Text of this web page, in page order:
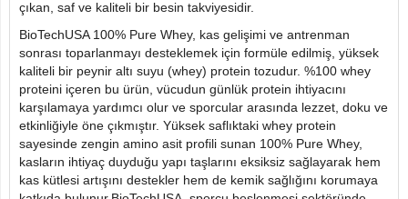
çıkan, saf ve kaliteli bir besin takviyesidir.
BioTechUSA 100% Pure Whey, kas gelişimi ve antrenman
sonrası toparlanmayı desteklemek için formüle edilmiş, yüksek
kaliteli bir peynir altı suyu (whey) protein tozudur. %100 whey
proteini içeren bu ürün, vücudun günlük protein ihtiyacını
karşılamaya yardımcı olur ve sporcular arasında lezzet, doku ve
etkinliğiyle öne çıkmıştır. Yüksek saflıktaki whey protein
sayesinde zengin amino asit profili sunan 100% Pure Whey,
kasların ihtiyaç duyduğu yapı taşlarını eksiksiz sağlayarak hem
kas kütlesi artışını destekler hem de kemik sağlığını korumaya